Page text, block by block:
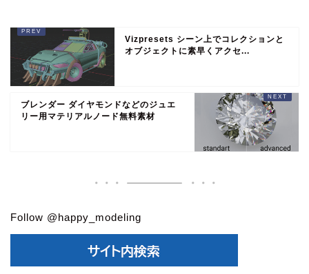
Vizpresets シーン上でコレクションと
オブジェクトに素早くアクセ...
ブレンダー ダイヤモンドなどのジュエ
リー用マテリアルノード無料素材
Follow @happy_modeling